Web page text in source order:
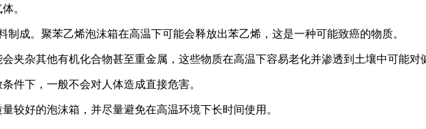
。
制成。聚苯乙烯泡沫箱在高温下可能会释放出苯乙烯，这是一种可能致癌的物质。
夹杂其他有机化合物甚至重金属，这些物质在高温下容易老化并渗透到土壤中可能对
件下，一般不会对人体造成直接危害。
较好的泡沫箱，并尽量避免在高温环境下长时间使用。